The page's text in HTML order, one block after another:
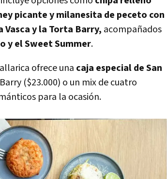
picante y milanesita de peceto con
Vasca y la Torta Barry, acompañados
y el Sweet Summer.
ofrece una caja especial de San
($23.000) o un mix de cuatro
para la ocasión.